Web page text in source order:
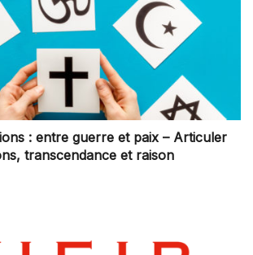
: entre guerre et paix – Articuler
transcendance et raison